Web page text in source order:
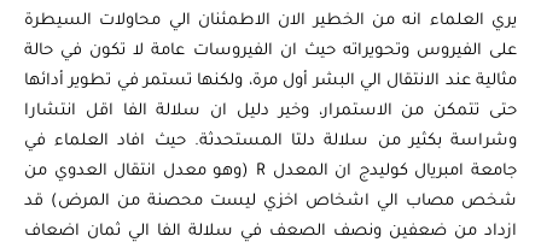
يري العلماء انه من الخطير الان الاطمئنان الي محاولات السيطرة
على الفيروس وتحويراته حيث ان الفيروسات عامة لا تكون في حالة
مثالية عند الانتقال الي البشر أول مرة، ولكنها تستمر في تطوير أدائها
حتى تتمكن من الاستمرار، وخير دليل ان سلالة الفا اقل انتشارا
وشراسة بكثير من سلالة دلتا المستحدثة. حيث افاد العلماء في
جامعة امبريال كوليدج ان المعدل R (وهو معدل انتقال العدوي من
شخص مصاب الي اشخاص اخزي ليست محصنة من المرض) قد
ازداد من ضعفين ونصف الصعف في سلالة الفا الي ثمان اضعاف